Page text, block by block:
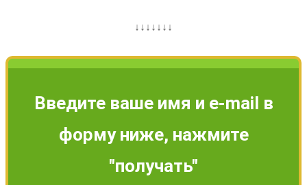
↓↓↓↓↓↓↓
Введите ваше имя и e-mail в
форму ниже, нажмите
"получать"